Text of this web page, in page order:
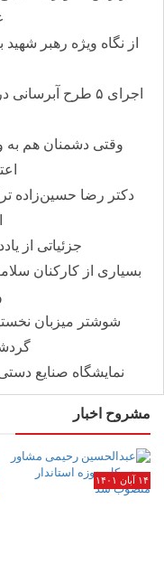
از نگاه ویژه رهبر
وقتی دشمنان هم به
دکتر رضا حسین‌زاده
جزئیاتی از
بسیاری از کارکنان
شوشتر میزبان
نمایشگاه صنایع
مشروح اخبار
۱۴ آبان ۱۴۰۱